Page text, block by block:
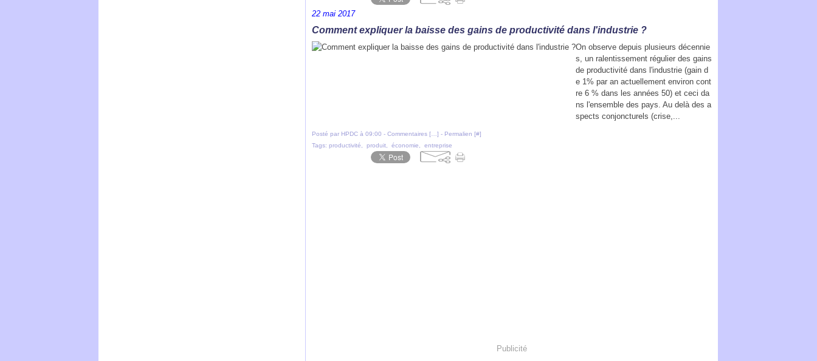
22 mai 2017
Comment expliquer la baisse des gains de productivité dans l'industrie ?
On observe depuis plusieurs décennie
s, un ralentissement régulier des gains
de productivité dans l'industrie (gain d
e 1% par an actuellement environ cont
re 6 % dans les années 50) et ceci da
ns l'ensemble des pays. Au delà des a
spects conjoncturels (crise,...
Posté par HPDC à 09:00 - Commentaires [ ] - Permalien [#]
Tags: productivité produit économie entreprise
Publicité